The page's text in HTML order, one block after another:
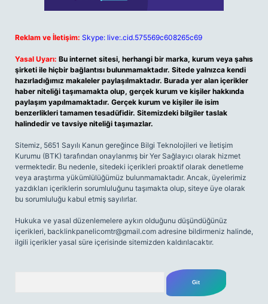
Reklam ve İletişim: Skype: live:.cid.575569c608265c69
Yasal Uyarı: Bu internet sitesi, herhangi bir marka, kurum veya şahıs
şirketi ile hiçbir bağlantısı bulunmamaktadır. Sitede yalnızca kendi
hazırladığımız makaleler paylaşılmaktadır. Burada yer alan içerikler
haber niteliği taşımamakta olup, gerçek kurum ve kişiler hakkında
paylaşım yapılmamaktadır. Gerçek kurum ve kişiler ile isim
benzerlikleri tamamen tesadüfidir. Sitemizdeki bilgiler taslak
halindedir ve tavsiye niteliği taşımazlar.
Sitemiz, 5651 Sayılı Kanun gereğince Bilgi Teknolojileri ve İletişim
Kurumu (BTK) tarafından onaylanmış bir Yer Sağlayıcı olarak hizmet
vermektedir. Bu nedenle, sitedeki içerikleri proaktif olarak denetleme
veya araştırma yükümlülüğümüz bulunmamaktadır. Ancak, üyelerimiz
yazdıkları içeriklerin sorumluluğunu taşımakta olup, siteye üye olarak
bu sorumluluğu kabul etmiş sayılırlar.
Hukuka ve yasal düzenlemelere aykırı olduğunu düşündüğünüz
içerikleri, backlinkpanelicomtr@gmail.com adresine bildirmeniz halinde,
ilgili içerikler yasal süre içerisinde sitemizden kaldırılacaktır.